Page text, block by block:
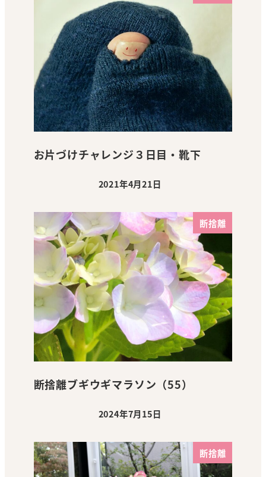
お片づけチャレンジ３日目・靴下
投稿日
2021年4月21日
断捨離
断捨離ブギウギマラソン（55）
投稿日
2024年7月15日
断捨離